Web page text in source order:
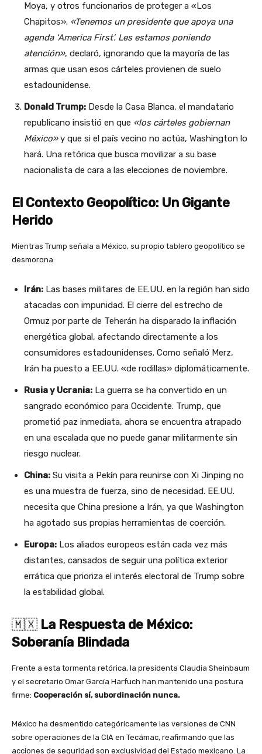
Moya, y otros funcionarios de proteger a «Los
Chapitos». «Tenemos un presidente que apoya una
agenda ‘America First’. Les estamos poniendo
atención», declaró, ignorando que la mayoría de las
armas que usan esos cárteles provienen de suelo
estadounidense.
Donald Trump: Desde la Casa Blanca, el mandatario
republicano insistió en que «los cárteles gobiernan
México»y que si el país vecino no actúa, Washington lo
hará. Una retórica que busca movilizar a su base
nacionalista de cara a las elecciones de noviembre.
El Contexto Geopolítico: Un Gigante
Herido
Mientras Trump señala a México, su propio tablero geopolítico se
desmorona:
Irán: Las bases militares de EE.UU. en la región han sido
atacadas con impunidad. El cierre del estrecho de
Ormuz por parte de Teherán ha disparado la inflación
energética global, afectando directamente a los
consumidores estadounidenses. Como señaló Merz,
Irán ha puesto a EE.UU. «de rodillas» diplomáticamente.
Rusia y Ucrania: La guerra se ha convertido en un
sangrado económico para Occidente. Trump, que
prometió paz inmediata, ahora se encuentra atrapado
en una escalada que no puede ganar militarmente sin
riesgo nuclear.
China: Su visita a Pekín para reunirse con Xi Jinping no
es una muestra de fuerza, sino de necesidad. EE.UU.
necesita que China presione a Irán, ya que Washington
ha agotado sus propias herramientas de coerción.
Europa: Los aliados europeos están cada vez más
distantes, cansados de seguir una política exterior
errática que prioriza el interés electoral de Trump sobre
la estabilidad global.
🇲🇽 La Respuesta de México:
Soberanía Blindada
Frente a esta tormenta retórica, la presidenta Claudia Sheinbaum
y el secretario Omar García Harfuch han mantenido una postura
firme: Cooperación sí, subordinación nunca.
México ha desmentido categóricamente las versiones de CNN
sobre operaciones de la CIA en Tecámac, reafirmando que las
acciones de seguridad son exclusividad del Estado mexicano. La